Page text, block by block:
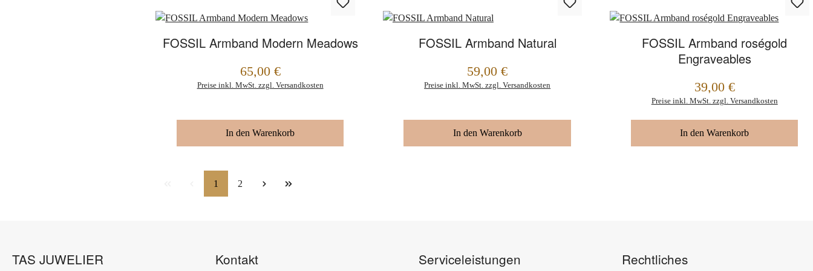
FOSSIL Armband Modern Meadows
65,00 €
Preise inkl. MwSt. zzgl. Versandkosten
In den Warenkorb
FOSSIL Armband Natural
59,00 €
Preise inkl. MwSt. zzgl. Versandkosten
In den Warenkorb
FOSSIL Armband roségold
Engraveables
39,00 €
Preise inkl. MwSt. zzgl. Versandkosten
In den Warenkorb
Seite
1 Seite
2
TAS JUWELIER Kontakt Serviceleistungen Rechtliches